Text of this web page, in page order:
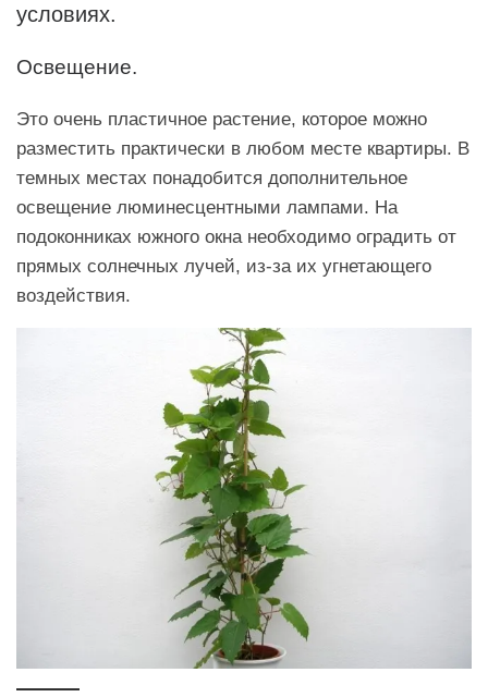
условиях.
Освещение.
Это очень пластичное растение, которое можно
разместить практически в любом месте квартиры. В
темных местах понадобится дополнительное
освещение люминесцентными лампами. На
подоконниках южного окна необходимо оградить от
прямых солнечных лучей, из-за их угнетающего
воздействия.